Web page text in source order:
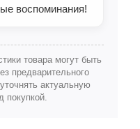
воспоминания!
товара могут быть
предварительного
актуальную
покупкой.